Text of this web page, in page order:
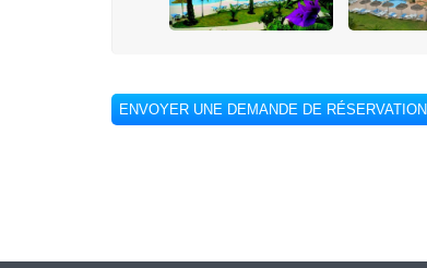
ENVOYER UNE DEMANDE DE RÉSERVATION